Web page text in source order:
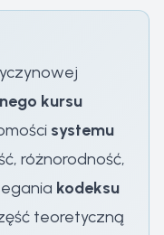
kursu
systemu
różnorodność,
kodeksu
teoretyczną